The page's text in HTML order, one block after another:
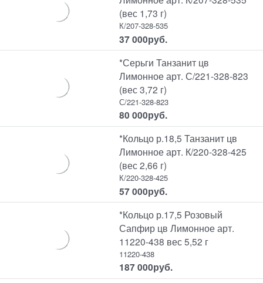
(вес 1,73 г)
К/207-328-535
37 000руб.
*Серьги Танзанит цв
Лимонное арт. С/221-328-823
(вес 3,72 г)
С/221-328-823
80 000руб.
*Кольцо р.18,5 Танзанит цв
Лимонное арт. К/220-328-425
(вес 2,66 г)
К/220-328-425
57 000руб.
*Кольцо р.17,5 Розовый
Сапфир цв Лимонное арт.
11220-438 вес 5,52 г
11220-438
187 000руб.